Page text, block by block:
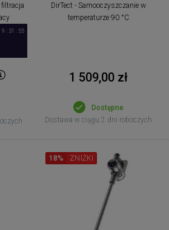
9 : 31 : 54
DirTect - Samooczyszczanie w
temperaturze 90 °C
1 509,00 zł
Dostępne
Dostawa w ciągu 2 dni roboczych
18% ZNIŻKI